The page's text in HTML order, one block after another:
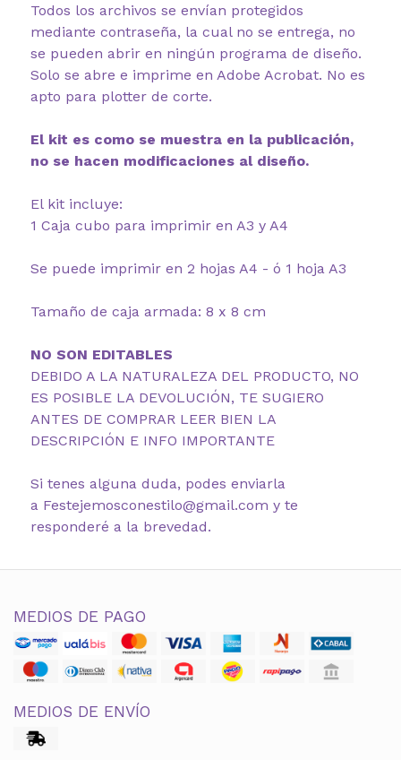
Todos los archivos se envían protegidos
mediante contraseña, la cual no se entrega, no
se pueden abrir en ningún programa de diseño.
Solo se abre e imprime en Adobe Acrobat. No es
apto para plotter de corte.
El kit es como se muestra en la publicación,
no se hacen modificaciones al diseño.
El kit incluye:
1 Caja cubo para imprimir en A3 y A4
Se puede imprimir en 2 hojas A4 - ó 1 hoja A3
Tamaño de caja armada: 8 x 8 cm
NO SON EDITABLES
DEBIDO A LA NATURALEZA DEL PRODUCTO, NO
ES POSIBLE LA DEVOLUCIÓN, TE SUGIERO
ANTES DE COMPRAR LEER BIEN LA
DESCRIPCIÓN E INFO IMPORTANTE
Si tenes alguna duda, podes enviarla
a Festejemosconestilo@gmail.com y te
responderé a la brevedad.
MEDIOS DE PAGO
MEDIOS DE ENVÍO